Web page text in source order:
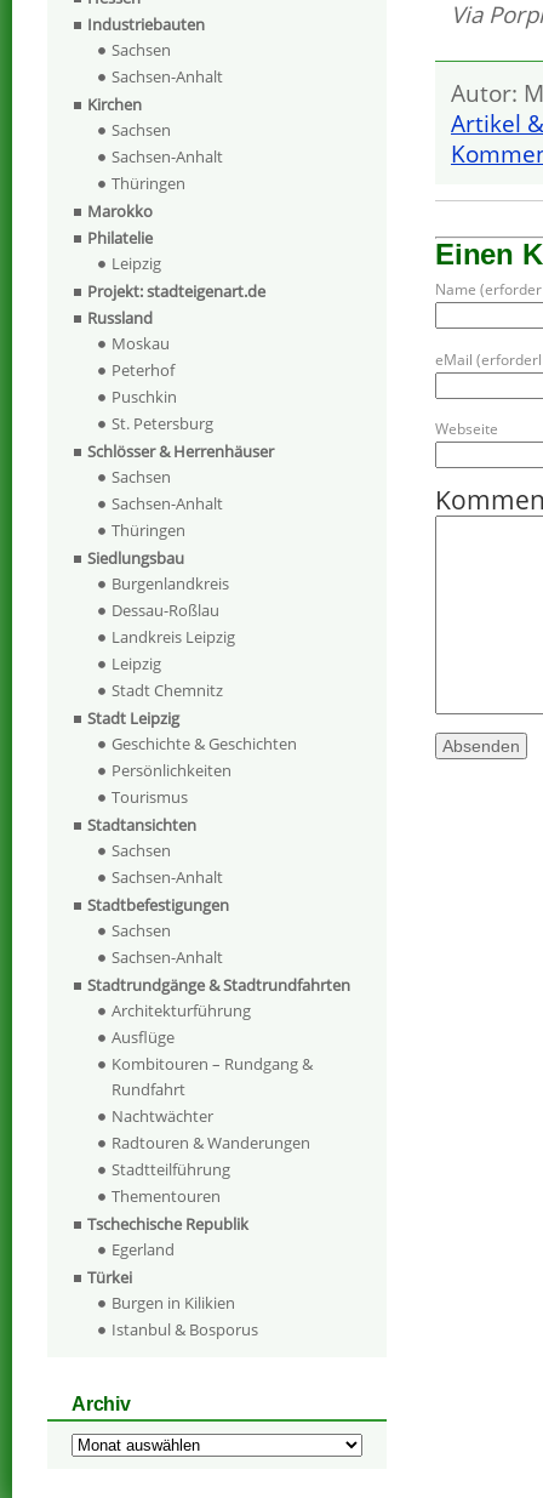
Via
Autor:
Artikel
Einen
Name
eMail
Webseite
Industriebauten
Sachsen
Sachsen-Anhalt
Kirchen
Sachsen
Sachsen-Anhalt
Thüringen
Marokko
Philatelie
Leipzig
Projekt: stadteigenart.de
Russland
Moskau
Peterhof
Puschkin
St. Petersburg
Schlösser & Herrenhäuser
Sachsen
Sachsen-Anhalt
Thüringen
Siedlungsbau
Burgenlandkreis
Dessau-Roßlau
Landkreis Leipzig
Leipzig
Stadt Chemnitz
Stadt Leipzig
Geschichte & Geschichten
Persönlichkeiten
Tourismus
Stadtansichten
Sachsen
Sachsen-Anhalt
Stadtbefestigungen
Sachsen
Sachsen-Anhalt
Stadtrundgänge & Stadtrundfahrten
Architekturführung
Ausflüge
Kombitouren – Rundgang &
Rundfahrt
Nachtwächter
Radtouren & Wanderungen
Stadtteilführung
Thementouren
Tschechische Republik
Egerland
Türkei
Burgen in Kilikien
Istanbul & Bosporus
Archiv
Archiv